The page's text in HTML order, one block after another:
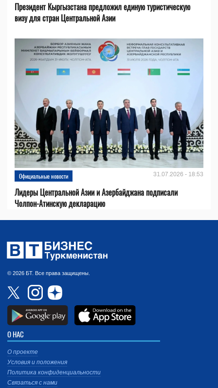
Президент Кыргызстана предложил единую туристическую
визу для стран Центральной Азии
Официальные новости 31.07.2026 - 18:53
Лидеры Центральной Азии и Азербайджана подписали
Чолпон-Атинскую декларацию
© 2026 БТ. Все права защищены.
О НАС
О проекте
Условия и положения
Политика конфиденциальности
Связаться с нами